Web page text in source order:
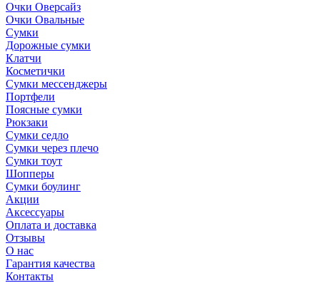
Очки Оверсайз
Очки Овальные
Сумки
Дорожные сумки
Клатчи
Косметички
Сумки мессенджеры
Портфели
Поясные сумки
Рюкзаки
Сумки седло
Сумки через плечо
Сумки тоут
Шопперы
Сумки боулинг
Акции
Аксессуары
Оплата и доставка
Отзывы
О нас
Гарантия качества
Контакты